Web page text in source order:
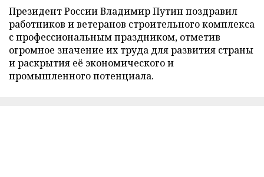
Президент России Владимир Путин поздравил
работников и ветеранов строительного комплекса
с профессиональным праздником, отметив
огромное значение их труда для развития страны
и раскрытия её экономического и
промышленного потенциала.